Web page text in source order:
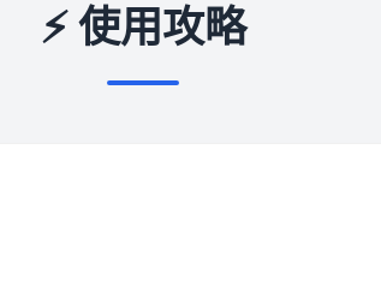
⚡ 使用攻略